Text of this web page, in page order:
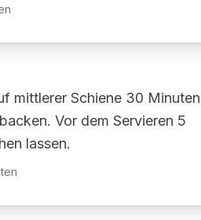
mittlerer Schiene 30 Minuten
Vor dem Servieren 5
lassen.